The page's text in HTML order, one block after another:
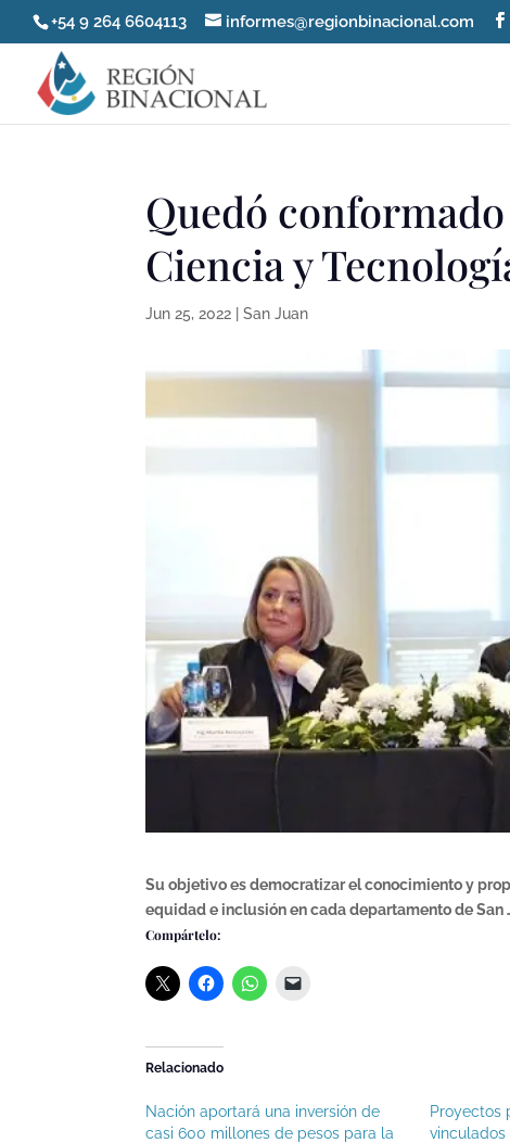
+54 9 264 6604113 informes@regionbinacional.com
Quedó
Ciencia y
Jun 25, 2022 |San Juan
Su objetivo es democratizar el conocimiento y
equidad e inclusión en cada departamento de San
Compártelo:
Relacionado
Nación aportará una inversión de
casi 600 millones de pesos para la
Proyectos
vinculados